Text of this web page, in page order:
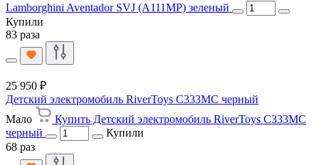
Lamborghini Aventador SVJ (A111MP) зеленый
Купили
83 раза
25 950 ₽
Детский электромобиль RiverToys C333MC черный
Мало
Купить Детский электромобиль RiverToys C333MC
черный
Купили
68 раз